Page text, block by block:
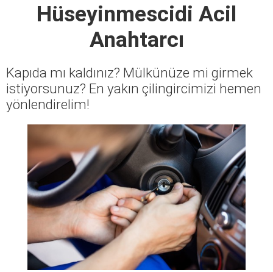
Hüseyinmescidi Acil
Anahtarcı
Kapıda mı kaldınız? Mülkünüze mi girmek
istiyorsunuz? En yakın çilingircimizi hemen
yönlendirelim!